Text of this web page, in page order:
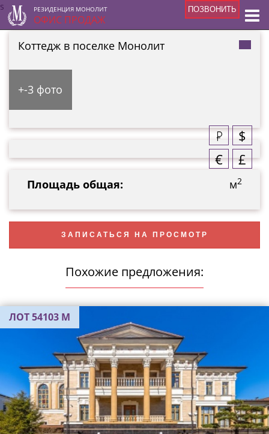
s ПОЗВОНИТЬ
РЕЗИДЕНЦИЯ МОНОЛИТ
ОФИС ПРОДАЖ
Коттедж в поселке Монолит
+-3 фото
$
£
€
Площадь общая: м2
ЗАПИСАТЬСЯ НА ПРОСМОТР
Похожие предложения:
ЛОТ 54103 М